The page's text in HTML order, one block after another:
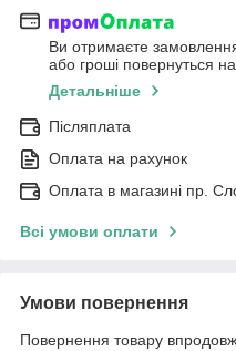
Ви отримаєте
або гроші повернуться
Детальніше
Післяплата
Оплата на рахунок
Оплата в магазині пр.
Всі умови оплати
Умови повернення
Повернення товару